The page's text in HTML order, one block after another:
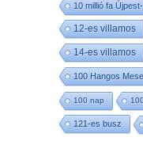
10 millió fa
12-es villamos
14-es villamos
100 Hangos
100 nap
121-es busz